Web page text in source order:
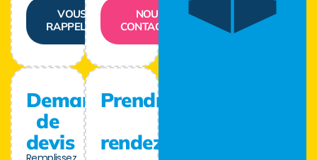
VOUS
RAPPELER
Demande
de
devis
NOUS
CONTACTER
Prendre
rendez-